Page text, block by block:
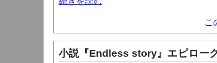
こ
小説『Endless story』エピロー